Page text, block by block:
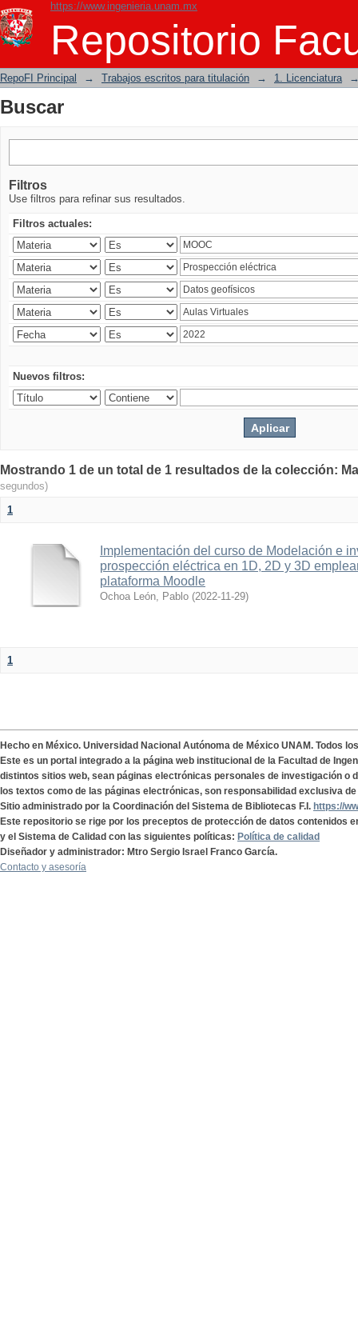
https://www.ingenieria.unam.mx
Repositorio
Buscar
RepoFI Principal → Trabajos escritos para titulación → 1. Licenciatura
Buscar
Filtros
Use filtros para refinar sus resultados.
Filtros actuales:
Nuevos filtros:
Mostrando 1 de un total de 1 resultados de la colección:
segundos)
1
Implementación del curso de Modelación e
prospección eléctrica en 1D, 2D y 3D
plataforma Moodle
Ochoa León, Pablo (2022-11-29)
1
Hecho en México. Universidad Nacional Autónoma de México UNAM. Todos
Este es un portal integrado a la página web institucional de la Facultad de
distintos sitios web, sean páginas electrónicas personales de investigación o
los textos como de las páginas electrónicas, son responsabilidad exclusiva
Sitio administrado por la Coordinación del Sistema de Bibliotecas F.I. https://
Este repositorio se rige por los preceptos de protección de datos contenidos
y el Sistema de Calidad con las siguientes políticas: Política de calidad
Diseñador y administrador: Mtro Sergio Israel Franco García.
Contacto y asesoría